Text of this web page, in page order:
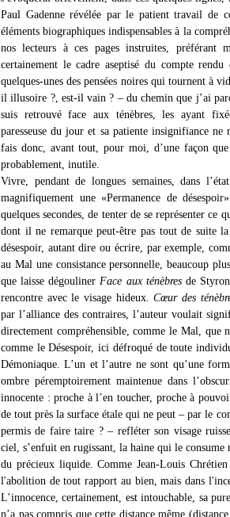
Paul Gadenne révélée par le patient travail de
éléments biographiques indispensables à la
nos lecteurs à ces pages instruites,
certainement le cadre aseptisé du compte
quelques-unes des pensées noires qui tournent à
il illusoire ?, est-il vain ? – du chemin que j’ai
suis retrouvé face aux ténèbres, les ayant
paresseuse du jour et sa patiente insignifiance
fais donc, avant tout, pour moi, d’une façon
probablement, inutile.
Vivre, pendant de longues semaines, dans
magnifiquement une «Permanence de
quelques secondes, de tenter de se représenter
dont il ne remarque peut-être pas tout de suite
désespoir, autant dire ou écrire, par exemple,
au Mal une consistance personnelle, beaucoup
que laisse dégouliner Face aux ténèbresde Styron
rencontre avec le visage hideux.Cœur des
par l’alliance des contraires, l’auteur voulait
directement compréhensible, comme le Mal, que
comme le Désespoir, ici défroqué de toute
Démoniaque. L’un et l’autre ne sont qu’une
ombre péremptoirement maintenue dans
innocente : proche à l’en toucher, proche à
de tout près la surface étale qui ne peut – par le
permis de faire taire ? – refléter son visage
ciel, s’enfuit en rugissant, la haine qui le
du précieux liquide. Comme Jean-Louis
l'abolition de tout rapport au bien, mais dans
L’innocence, certainement, est intouchable, sa
n’a pas compris que cette distance même